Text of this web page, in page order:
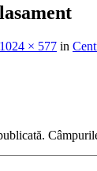
1024 × 577 in